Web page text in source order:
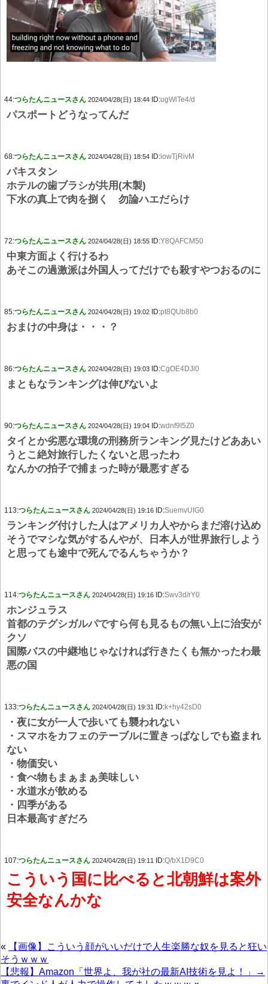
44:つらたんニュースさん 2024/04/28(日) 18:44 ID:ugWlTe4/d
パスポートどうなってんだ
68:つらたんニュースさん 2024/04/28(日) 18:54 ID:iowTjRivM
パキスタン
ホテルの歯ブラシが共用(木製)
下水の真上で肉を捌く 勿論ハエだらけ
72:つらたんニュースさん 2024/04/28(日) 18:55 ID:Y8QAFCM50
中東方面よく行けるわ
あそこの過激派は外国人ってだけでも殺すやつおるのに
85:つらたんニュースさん 2024/04/28(日) 19:02 ID:pt8QUb8b0
おまけの中身は・・・？
86:つらたんニュースさん 2024/04/28(日) 19:03 ID:CgOE4DJl0
まともなランキングは伸びないよ
90:つらたんニュースさん 2024/04/28(日) 19:04 ID:wdnf9I5Z0
タイとか劣悪な環境の刑務所ランキング見たけどああい
うとこ絶対旅行したくないと思ったわ
なんかの拍子で捕まった時が最悪すぎる
113:つらたんニュースさん 2024/04/28(日) 19:16 ID:SuemvUIG0
ランキング付けした人はアメリカ人やからまだ溶け込め
そうでマシな気がするんやが、日本人が世界旅行しよう
と思っても途中で死んでるんちゃうか？
114:つらたんニュースさん 2024/04/28(日) 19:16 ID:Swv3d/rY0
ホンジュラス
首都のテグシガルパですら何も見るもの無い上に治安が
クソ
国際バスの中継地じゃなければ行きたくも無かったわ最
悪の国
133:つらたんニュースさん 2024/04/28(日) 19:31 ID:k+hy42sD0
・夜に女が一人で歩いても襲われない
・スマホをカフェのテーブルに置きっぱなしでも盗まれ
ない
・物価安い
・食べ物もまぁまぁ美味しい
・水道水が飲める
・四季がある
日本最高すぎだろ
107:つらたんニュースさん 2024/04/28(日) 19:11 ID:Q/bX1D9C0
こういう国に比べると北朝鮮は案外
安全なんかな
«
【画像】こういう顔がいいだけで人生楽勝な奴を見ると狂い
そうｗｗｗ
【悲報】Amazon「世界よ、我が社の最新AI技術を見よ！」→